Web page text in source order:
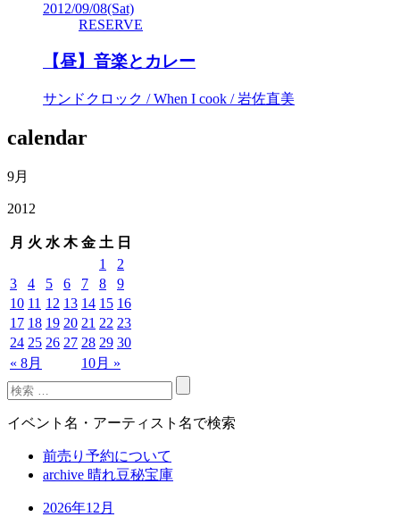
2012/09/08(Sat)
RESERVE
【昼】音楽とカレー
サンドクロック / When I cook / 岩佐直美
calendar
9月
2012
月 火 水 木 金 土 日
« 8月 10月 »
1
2
3
4 5 6 7 8
9
10 11 12 13 14 15 16
17 18 19 20 21 22 23
24 25 26 27 28 29 30
イベント名・アーティスト名で検索
前売り予約について
archive 晴れ豆秘宝庫
2026年12月